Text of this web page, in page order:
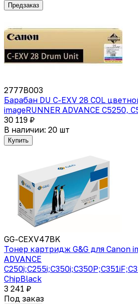
Предзаказ
2777B003
Барабан DU C-EXV 28 COL
imageRUNNER ADVANCE C5250,
30 119 ₽
В наличии: 20 шт
Купить
GG-CEXV47BK
Тонер картридж G&G для Canon
ADVANCE
ChipBlack
3 241 ₽
Под заказ